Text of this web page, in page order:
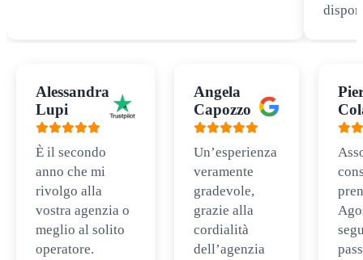
Alessandra
Lupi
È il secondo
anno che mi
rivolgo alla
vostra agenzia o
meglio al solito
operatore.
Angela
Capozzo
Un’esperienza
veramente
gradevole,
grazie alla
cordialità
dell’agenzia